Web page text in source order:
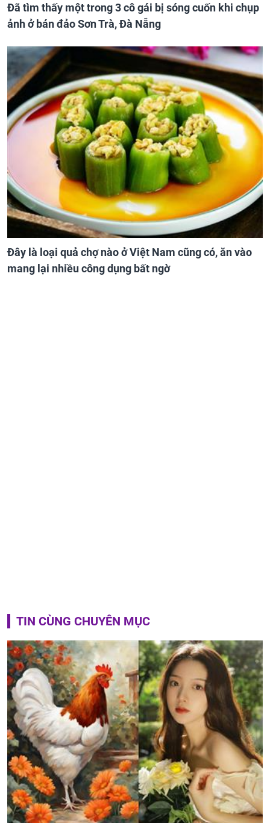
Đã tìm thấy một trong 3 cô gái bị sóng cuốn khi chụp
ảnh ở bán đảo Sơn Trà, Đà Nẵng
Đây là loại quả chợ nào ở Việt Nam cũng có, ăn vào
mang lại nhiều công dụng bất ngờ
TIN CÙNG CHUYÊN MỤC